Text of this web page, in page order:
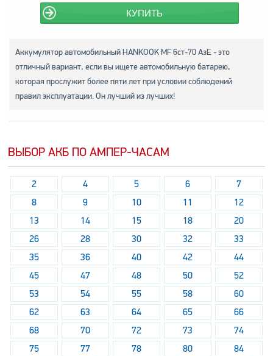
КУПИТЬ
Аккумулятор автомобильный HANKOOK MF 6ст-70 АзЕ - это
отличный вариант, если вы ищете автомобильную батарею,
которая прослужит более пяти лет при условии соблюдений
правил эксплуатации. Он лучший из лучших!
ВЫБОР АКБ ПО АМПЕР-ЧАСАМ
2 4 5 6
7
8
9 10 11
12
13
14 15 18
20
26
28 30 32
33
35
36 40 42
44
45
47 48 50
52
53
54 55 58
60
62
63 64 65
66
68
70 72 73
74
75
77 78 80
84